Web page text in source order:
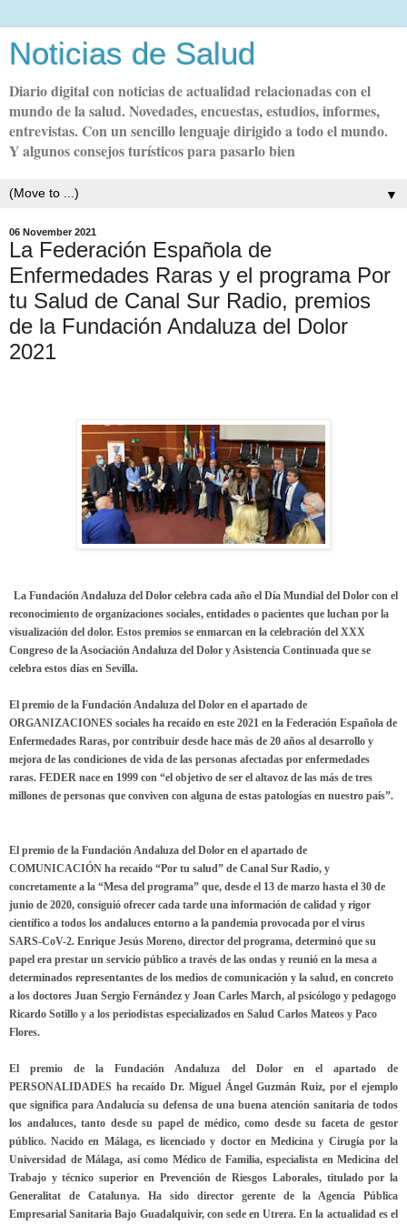
Noticias de Salud
Diario digital con noticias de actualidad relacionadas con el
mundo de la salud. Novedades, encuestas, estudios, informes,
entrevistas. Con un sencillo lenguaje dirigido a todo el mundo.
Y algunos consejos turísticos para pasarlo bien
▼
06 November 2021
La Federación Española de
Enfermedades Raras y el programa Por
tu Salud de Canal Sur Radio, premios
de la Fundación Andaluza del Dolor
2021
La Fundación Andaluza del Dolor celebra cada año el Día Mundial del Dolor con el
reconocimiento de organizaciones sociales, entidades o pacientes que luchan por la
visualización del dolor. Estos premios se enmarcan en la celebración del XXX
Congreso de la Asociación Andaluza del Dolor y Asistencia Continuada que se
celebra estos días en Sevilla.
El premio de la Fundación Andaluza del Dolor en el apartado de
ORGANIZACIONES sociales ha recaído en este 2021 en la Federación Española de
Enfermedades Raras, por contribuir desde hace más de 20 años al desarrollo y
mejora de las condiciones de vida de las personas afectadas por enfermedades
raras. FEDER nace en 1999 con “el objetivo de ser el altavoz de las más de tres
millones de personas que conviven con alguna de estas patologías en nuestro país”.
El premio de la Fundación Andaluza del Dolor en el apartado de
COMUNICACIÓN ha recaído “Por tu salud” de Canal Sur Radio, y
concretamente a la “Mesa del programa” que, desde el 13 de marzo hasta el 30 de
junio de 2020, consiguió ofrecer cada tarde una información de calidad y rigor
científico a todos los andaluces entorno a la pandemia provocada por el virus
SARS-CoV-2. Enrique Jesús Moreno, director del programa, determinó que su
papel era prestar un servicio público a través de las ondas y reunió en la mesa a
determinados representantes de los medios de comunicación y la salud, en concreto
a los doctores Juan Sergio Fernández y Joan Carles March, al psicólogo y pedagogo
Ricardo Sotillo y a los periodistas especializados en Salud Carlos Mateos y Paco
Flores.
El premio de la Fundación Andaluza del Dolor en el apartado de
PERSONALIDADES ha recaídoDr. Miguel Ángel Guzmán Ruiz, por el ejemplo
que significa para Andalucía su defensa de una buena atención sanitaria de todos
los andaluces, tanto desde su papel de médico, como desde su faceta de gestor
público. Nacido en Málaga, es licenciado y doctor en Medicina y Cirugía por la
Universidad de Málaga, así como Médico de Familia, especialista en Medicina del
Trabajo y técnico superior en Prevención de Riesgos Laborales, titulado por la
Generalitat de Catalunya. Ha sido director gerente de la Agencia Pública
Empresarial Sanitaria Bajo Guadalquivir, con sede en Utrera. En la actualidad es el